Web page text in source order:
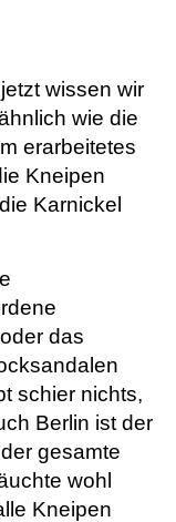
wissen wir
wie die
erarbeitetes
Kneipen
Karnickel
oder das
schier nichts,
Berlin ist der
gesamte
wohl
Kneipen